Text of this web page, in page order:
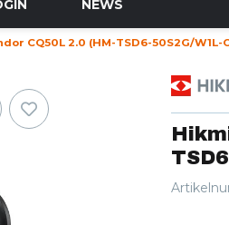
NEWS
CQ50L 2.0 (HM-TSD6-50S2G/W1L-